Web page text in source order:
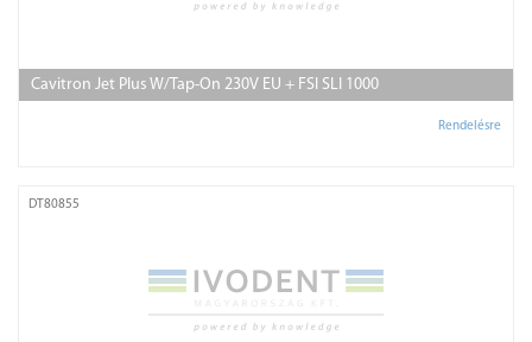
Cavitron Jet Plus W/Tap-On 230V EU + FSI SLI 1000
Rendelésre
DT80855